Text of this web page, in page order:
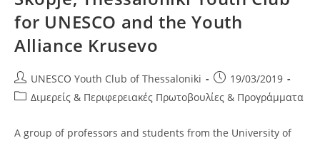
for UNESCO and the Youth
Alliance Krusevo
Post
author:
UNESCO Youth Club of Thessaloniki
Post
published:
19/03/2019
PostΔιμερείς & Περιφερειακές Πρωτοβουλίες & Προγράμματα
A group of professors and students from the University of